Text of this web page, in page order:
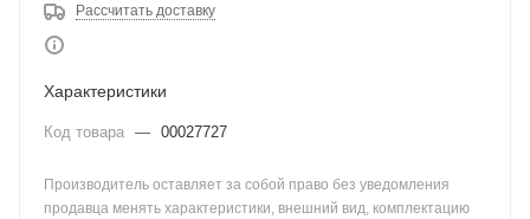
Рассчитать доставку
Характеристики
Код товара — 00027727
Производитель оставляет за собой право без уведомления
продавца менять характеристики, внешний вид, комплектацию